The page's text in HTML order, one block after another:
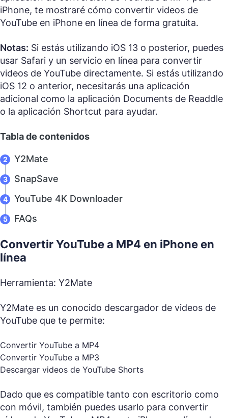
iPhone, te mostraré cómo convertir videos de
YouTube en iPhone en línea de forma gratuita.
Notas: Si estás utilizando iOS 13 o posterior, puedes
usar Safari y un servicio en línea para convertir
videos de YouTube directamente. Si estás utilizando
iOS 12 o anterior, necesitarás una aplicación
adicional como la aplicación Documents de Readdle
o la aplicación Shortcut para ayudar.
Tabla de contenidos
Y2Mate
SnapSave
YouTube 4K Downloader
FAQs
Convertir YouTube a MP4 en iPhone en
línea
Herramienta: Y2Mate
Y2Mate es un conocido descargador de videos de
YouTube que te permite:
Convertir YouTube a MP4
Convertir YouTube a MP3
Descargar videos de YouTube Shorts
Dado que es compatible tanto con escritorio como
con móvil, también puedes usarlo para convertir